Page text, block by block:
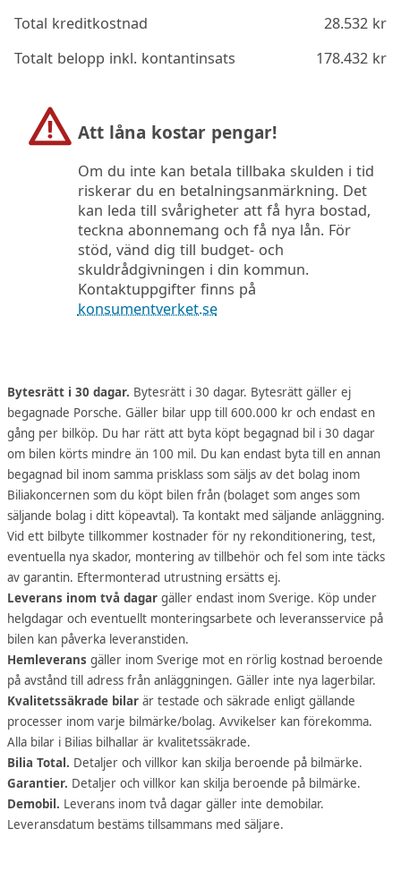
Total kreditkostnad
28.532kr
Totalt belopp inkl. kontantinsats
178.432kr
Att låna kostar pengar!
Om du inte kan betala tillbaka skulden i tid
riskerar du en betalningsanmärkning. Det
kan leda till svårigheter att få hyra bostad,
teckna abonnemang och få nya lån. För
stöd, vänd dig till budget- och
skuldrådgivningen i din kommun.
Kontaktuppgifter finns på
konsumentverket.se
Bytesrätt i 30 dagar. Bytesrätt i 30 dagar. Bytesrätt gäller ej
begagnade Porsche. Gäller bilar upp till 600.000 kr och endast en
gång per bilköp. Du har rätt att byta köpt begagnad bil i 30 dagar
om bilen körts mindre än 100 mil. Du kan endast byta till en annan
begagnad bil inom samma prisklass som säljs av det bolag inom
Biliakoncernen som du köpt bilen från (bolaget som anges som
säljande bolag i ditt köpeavtal). Ta kontakt med säljande anläggning.
Vid ett bilbyte tillkommer kostnader för ny rekonditionering, test,
eventuella nya skador, montering av tillbehör och fel som inte täcks
av garantin. Eftermonterad utrustning ersätts ej.
Leverans inom två dagar gäller endast inom Sverige. Köp under
helgdagar och eventuellt monteringsarbete och leveransservice på
bilen kan påverka leveranstiden.
Hemleverans gäller inom Sverige mot en rörlig kostnad beroende
på avstånd till adress från anläggningen. Gäller inte nya lagerbilar.
Kvalitetssäkrade bilar är testade och säkrade enligt gällande
processer inom varje bilmärke/bolag. Avvikelser kan förekomma.
Alla bilar i Bilias bilhallar är kvalitetssäkrade.
Bilia Total. Detaljer och villkor kan skilja beroende på bilmärke.
Garantier. Detaljer och villkor kan skilja beroende på bilmärke.
Demobil. Leverans inom två dagar gäller inte demobilar.
Leveransdatum bestäms tillsammans med säljare.